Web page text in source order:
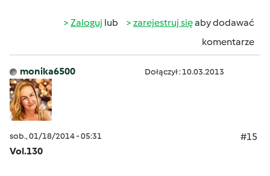
Zaloguj lub zarejestruj sięaby dodawać
komentarze
monika6500 Dołączył : 10.03.2013
sob., 01/18/2014 - 05:31
#15
Vol.130